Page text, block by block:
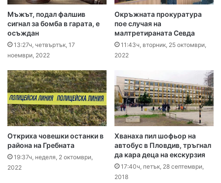
Мъжът, подал фалшив
сигнал за бомба в гарата, е
осъждан
13:27ч, четвъртък, 17
ноември, 2022
Окръжната прокуратура
пое случая на
малтретираната Севда
11:43ч, вторник, 25 октомври,
2022
Откриха човешки останки в
района на Гребната
19:37ч, неделя, 2 октомври,
2022
Хванаха пил шофьор на
автобус в Пловдив, тръгнал
да кара деца на екскурзия
17:40ч, петък, 28 септември,
2018